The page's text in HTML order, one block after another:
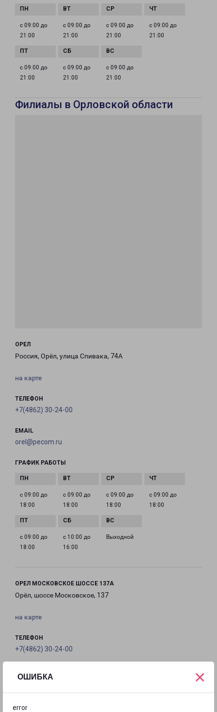
ОШИБКА
error
×
с 09:00 до
21:00
с 09:00 до
21:00
с 09:00 до
21:00
с 09:00 до
21:00
с 09:00 до
21:00
с 09:00 до
21:00
с 09:00 до
21:00
Филиалы в Орловской области
ОРЕЛ
Россия, Орёл, улица Спивака, 74А
на карте
ТЕЛЕФОН
+7(4862) 30-24-00
EMAIL
orel@pecom.ru
ГРАФИК РАБОТЫ
с 09:00 до
18:00
с 09:00 до
18:00
с 09:00 до
18:00
с 09:00 до
18:00
с 09:00 до
18:00
с 10:00 до
16:00
Выходной
ОРЕЛ МОСКОВСКОЕ ШОССЕ 137А
Орёл, шоссе Московское, 137
на карте
ТЕЛЕФОН
+7(4862) 30-24-00
orel@pecom.ru